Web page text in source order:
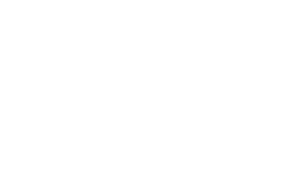
product is